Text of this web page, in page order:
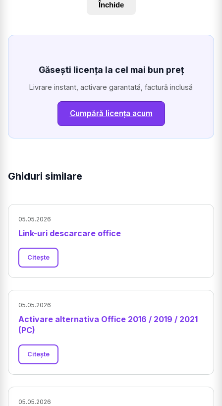
Închide
Găsești licența la cel mai bun preț
Livrare instant, activare garantată, factură inclusă
Cumpără licența acum
Ghiduri similare
05.05.2026
Link-uri descarcare office
Citește
05.05.2026
Activare alternativa Office 2016 / 2019 / 2021
(PC)
Citește
05.05.2026